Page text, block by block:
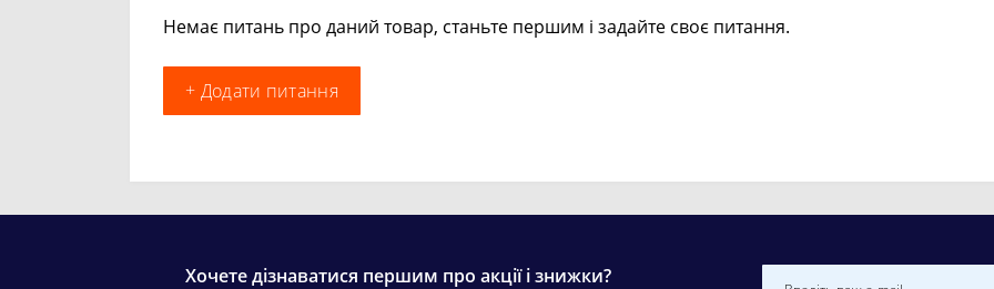
Немає питань про даний товар, станьте першим і задайте своє питання.
+ Додати питання
Хочете дізнаватися першим про акції і знижки?